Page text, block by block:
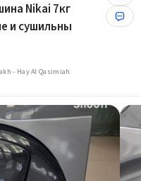
Nikai 7кг
и сушильны
- Hay Al Qasimiah